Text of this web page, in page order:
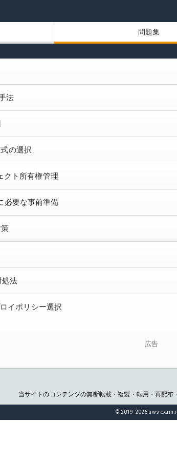
問題集
法
の選択
クト所有権管理
必要な事前準備
処法
イポリシー選択
広告
当サイトのコンテンツの無断転載・複製・転用・再配布
© 2019-2026 aws-